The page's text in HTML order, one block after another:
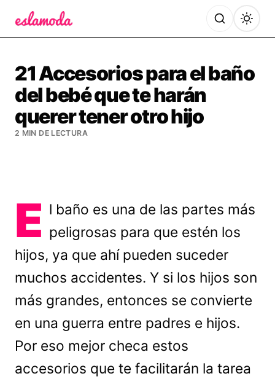
21 Accesorios para el baño
del bebé que te harán
querer tener otro hijo
2 MIN DE LECTURA
E l baño es una de las partes más
peligrosas para que estén los
hijos, ya que ahí pueden suceder
muchos accidentes. Y si los hijos son
más grandes, entonces se convierte
en una guerra entre padres e hijos.
Por eso mejor checa estos
accesorios que te facilitarán la tarea